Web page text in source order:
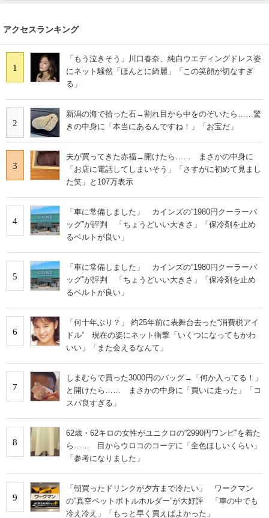
アクセスランキング
1
「もう泣きそう」川口春奈、純白ウエディングドレス姿
にネット騒然「ほんとに綺麗」「この笑顔が切なすぎ
る」
2
新潟の海で拾った石→割れ目から中をのぞいたら……驚
きの中身に「本当にあるんですね！」「お宝だ」
3
夫が買ってきた赤福→開けたら…… まさかの中身に
「お店に電話してしまいそう」「さすがに初めて見まし
た笑」と107万表示
4
「車に常備しました」 カインズの“1980円クーラーバ
ッグ”が評判 「ちょうどいい大きさ」「保冷剤を止め
るベルトが良い」
5
「車に常備しました」 カインズの“1980円クーラーバ
ッグ”が評判 「ちょうどいい大きさ」「保冷剤を止め
るベルトが良い」
6
「何十年ぶり？」 約25年前に表舞台去った“消費税アイ
ドル” 現在の姿にネット衝撃「いくつになってもかわ
いい」「また会えるなんて」
7
しまむらで買った3000円のバッグ→「何か入ってる！」
と開けたら…… まさかの中身に「買いに走った」「コ
スパ良すぎる」
8
62歳・62キロの女性がユニクロの“2990円ワンピ”を着た
ら…… 目からウロコのコーデに「全色ほしいくらい」
「参考になりました」
9
「朝買ったドリンクが夕方まで冷たい」 ワークマン
の“真空ペットボトルホルダー”が大好評 「車の中でも
冷え冷え」「もっと早く買えばよかった」